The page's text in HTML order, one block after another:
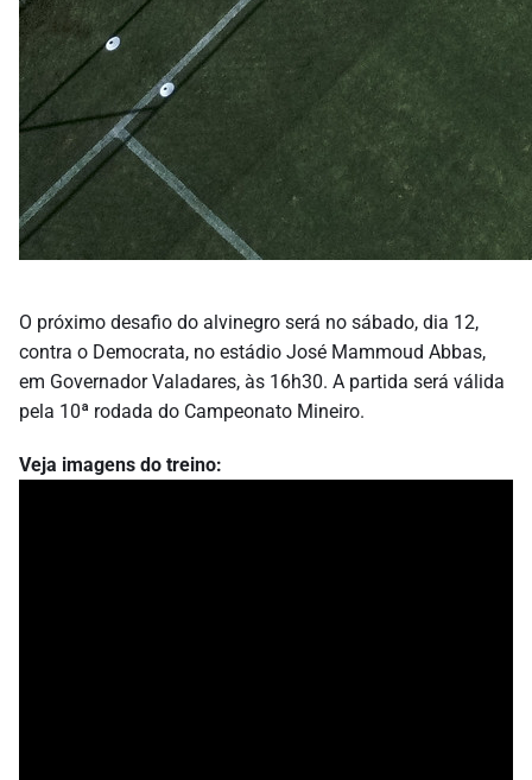
O próximo desafio do alvinegro será no sábado, dia 12,
contra o Democrata, no estádio José Mammoud Abbas,
em Governador Valadares, às 16h30. A partida será válida
pela 10ª rodada do Campeonato Mineiro.
Veja imagens do treino: